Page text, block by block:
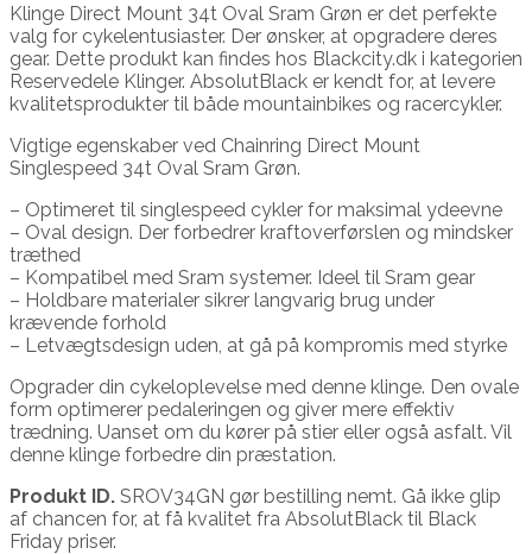
Klinge Direct Mount 34t Oval Sram Grøn er det perfekte
valg for cykelentusiaster. Der ønsker, at opgradere deres
gear. Dette produkt kan findes hos Blackcity.dk i kategorien
Reservedele Klinger. AbsolutBlack er kendt for, at levere
kvalitetsprodukter til både mountainbikes og racercykler.
Vigtige egenskaber ved Chainring Direct Mount
Singlespeed 34t Oval Sram Grøn.
– Optimeret til singlespeed cykler for maksimal ydeevne
– Oval design. Der forbedrer kraftoverførslen og mindsker
træthed
– Kompatibel med Sram systemer. Ideel til Sram gear
– Holdbare materialer sikrer langvarig brug under
krævende forhold
– Letvægtsdesign uden, at gå på kompromis med styrke
Opgrader din cykeloplevelse med denne klinge. Den ovale
form optimerer pedaleringen og giver mere effektiv
trædning. Uanset om du kører på stier eller også asfalt. Vil
denne klinge forbedre din præstation.
Produkt ID. SROV34GN gør bestilling nemt. Gå ikke glip
af chancen for, at få kvalitet fra AbsolutBlack til Black
Friday priser.